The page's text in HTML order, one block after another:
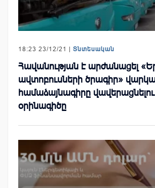
18:23 23/12/21 | Տնտեսական
Հավանության է արժանացել
ավտոբուսների ծրագիր»
համաձայնագիրը
օրինագիծը